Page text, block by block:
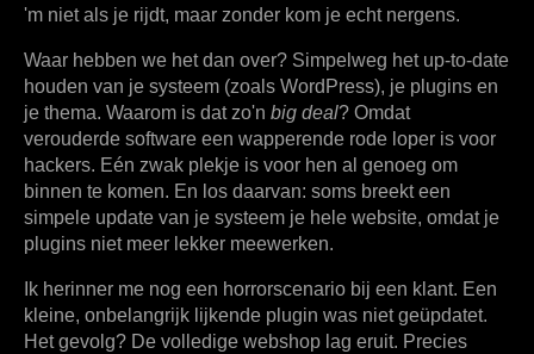
'm niet als je rijdt, maar zonder kom je echt nergens.
Waar hebben we het dan over? Simpelweg het up-to-date
houden van je systeem (zoals WordPress), je plugins en
je thema. Waarom is dat zo'n big deal? Omdat
verouderde software een wapperende rode loper is voor
hackers. Eén zwak plekje is voor hen al genoeg om
binnen te komen. En los daarvan: soms breekt een
simpele update van je systeem je hele website, omdat je
plugins niet meer lekker meewerken.
Ik herinner me nog een horrorscenario bij een klant. Een
kleine, onbelangrijk lijkende plugin was niet geüpdatet.
Het gevolg? De volledige webshop lag eruit. Precies